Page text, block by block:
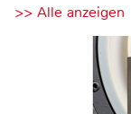
>> Alle anzeigen